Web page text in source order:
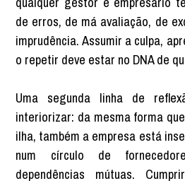
de erros, de má avaliação, de
imprudência. Assumir a culpa,
o repetir deve estar no DNA de
Uma segunda linha de
interiorizar: da mesma forma
ilha, também a empresa está
num círculo de
dependências mútuas.